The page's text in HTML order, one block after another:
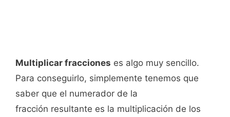
Multiplicar fracciones es algo muy sencillo.
Para conseguirlo, simplemente tenemos que
saber que el numerador de la
fracción resultante es la multiplicación de los